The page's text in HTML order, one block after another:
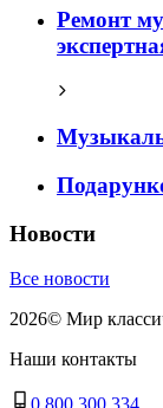
Ремонт
Новости
Все новости
2026© Мир
Наши контакты